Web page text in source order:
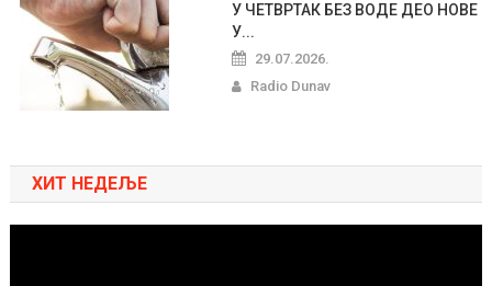
У ЧЕТВРТАК БЕЗ ВОДЕ ДЕО НОВЕ
У...
29.07.2026.
Radio Dunav
ХИТ НЕДЕЉЕ